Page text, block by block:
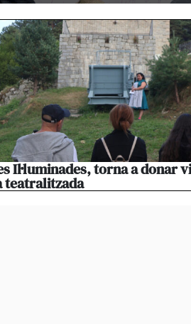
Il·luminades, torna a
teatralitzada